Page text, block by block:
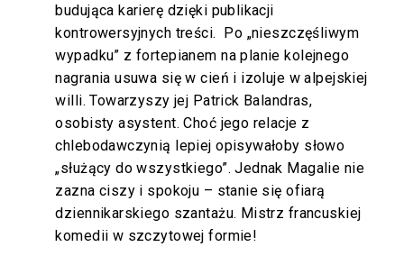
budująca karierę dzięki publikacji
kontrowersyjnych treści. Po „nieszczęśliwym
wypadku” z fortepianem na planie kolejnego
nagrania usuwa się w cień i izoluje w alpejskiej
willi. Towarzyszy jej Patrick Balandras,
osobisty asystent. Choć jego relacje z
chlebodawczynią lepiej opisywałoby słowo
„służący do wszystkiego”. Jednak Magalie nie
zazna ciszy i spokoju – stanie się ofiarą
dziennikarskiego szantażu. Mistrz francuskiej
komedii w szczytowej formie!